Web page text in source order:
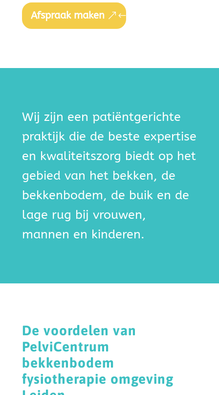
Afspraak maken
Wij zijn een patiëntgerichte
praktijk die de beste expertise
en kwaliteitszorg biedt op het
gebied van het bekken, de
bekkenbodem, de buik en de
lage rug bij vrouwen,
mannen en kinderen.
De voordelen van
PelviCentrum
bekkenbodem
fysiotherapie omgeving